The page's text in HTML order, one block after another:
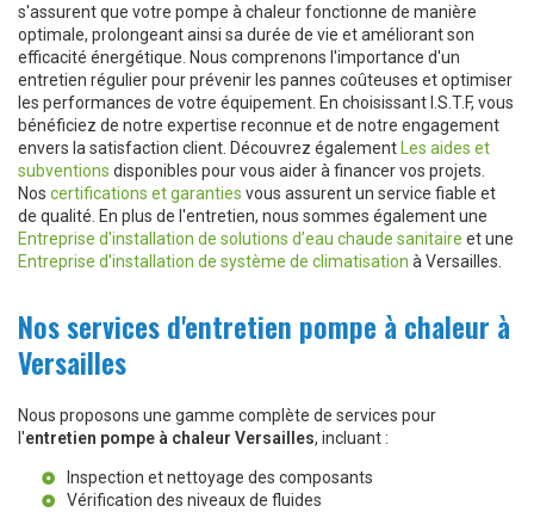
s'assurent que votre pompe à chaleur fonctionne de manière
optimale, prolongeant ainsi sa durée de vie et améliorant son
efficacité énergétique. Nous comprenons l'importance d'un
entretien régulier pour prévenir les pannes coûteuses et optimiser
les performances de votre équipement. En choisissant I.S.T.F, vous
bénéficiez de notre expertise reconnue et de notre engagement
envers la satisfaction client. Découvrez également
Les aides et
subventions disponibles pour vous aider à financer vos projets.
Nos certifications et garanties vous assurent un service fiable et
de qualité. En plus de l'entretien, nous sommes également une
Entreprise d'installation de solutions d’eau chaude sanitaire et une
Entreprise d'installation de système de climatisation à Versailles.
Nos services d'entretien pompe à chaleur à
Versailles
Nous proposons une gamme complète de services pour
l'entretien pompe à chaleur Versailles, incluant :
Inspection et nettoyage des composants
Vérification des niveaux de fluides